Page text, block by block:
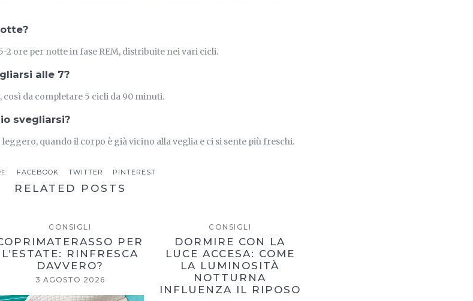
2 ore per notte in fase REM, distribuite nei vari cicli.
alle 7?
così da completare 5 cicli da 90 minuti.
svegliarsi?
quando il corpo è già vicino alla veglia e ci si sente più freschi.
FACEBOOK TWITTER PINTEREST
RELATED POSTS
CONSIGLI
PER
L’ESTATE: RINFRESCA
DAVVERO?
3 AGOSTO 2026
CONSIGLI
DORMIRE CON LA
LUCE ACCESA: COME
LA LUMINOSITÀ
NOTTURNA
INFLUENZA IL RIPOSO